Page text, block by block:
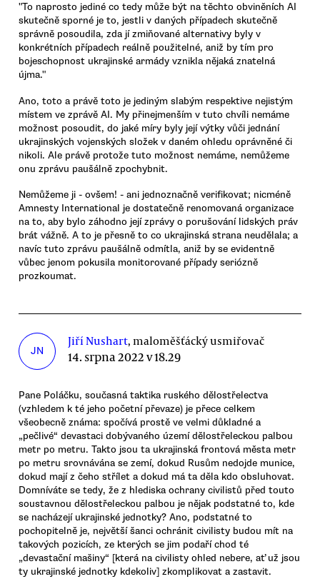
"To naprosto jediné co tedy může být na těchto obviněních AI
skutečně sporné je to, jestli v daných případech skutečně
správně posoudila, zda jí zmiňované alternativy byly v
konkrétních případech reálně použitelné, aniž by tím pro
bojeschopnost ukrajinské armády vznikla nějaká znatelná
újma."
Ano, toto a právě toto je jediným slabým respektive nejistým
místem ve zprávě AI. My přinejmenším v tuto chvíli nemáme
možnost posoudit, do jaké míry byly její výtky vůči jednání
ukrajinských vojenských složek v daném ohledu oprávněné či
nikoli. Ale právě protože tuto možnost nemáme, nemůžeme
onu zprávu paušálně zpochybnit.
Nemůžeme ji - ovšem! - ani jednoznačně verifikovat; nicméně
Amnesty International je dostatečně renomovaná organizace
na to, aby bylo záhodno její zprávy o porušování lidských práv
brát vážně. A to je přesně to co ukrajinská strana neudělala; a
navíc tuto zprávu paušálně odmítla, aniž by se evidentně
vůbec jenom pokusila monitorované případy seriózně
prozkoumat.
JN
Jiří Nushart, maloměšťácký usmiřovač
14. srpna 2022 v 18.29
Pane Poláčku, současná taktika ruského dělostřelectva
(vzhledem k té jeho početní převaze) je přece celkem
všeobecně známa: spočívá prostě ve velmi důkladné a
„pečlivé“ devastaci dobývaného území dělostřeleckou palbou
metr po metru. Takto jsou ta ukrajinská frontová města metr
po metru srovnávána se zemí, dokud Rusům nedojde munice,
dokud mají z čeho střílet a dokud má ta děla kdo obsluhovat.
Domníváte se tedy, že z hlediska ochrany civilistů před touto
soustavnou dělostřeleckou palbou je nějak podstatné to, kde
se nacházejí ukrajinské jednotky? Ano, podstatné to
pochopitelně je, největší šanci ochránit civilisty budou mít na
takových pozicích, ze kterých se jim podaří chod té
„devastační mašiny“ [která na civilisty ohled nebere, ať už jsou
ty ukrajinské jednotky kdekoliv] zkomplikovat a zastavit.